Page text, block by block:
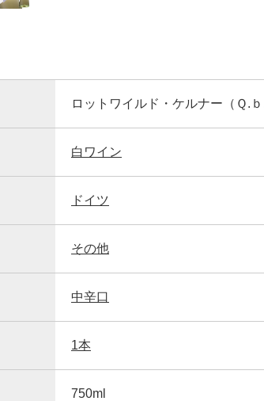
ロットワイルド・ケルナー（Ｑ.
白ワイン
ドイツ
その他
中辛口
1本
750ml